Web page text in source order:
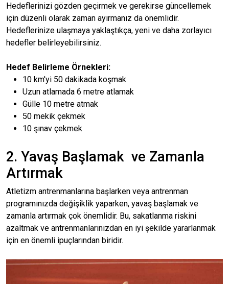
Hedeflerinizi gözden geçirmek ve gerekirse güncellemek
için düzenli olarak zaman ayırmanız da önemlidir.
Hedeflerinize ulaşmaya yaklaştıkça, yeni ve daha zorlayıcı
hedefler belirleyebilirsiniz.
Hedef Belirleme Örnekleri:
10 km'yi 50 dakikada koşmak
Uzun atlamada 6 metre atlamak
Gülle 10 metre atmak
50 mekik çekmek
10 şınav çekmek
2. Yavaş Başlamak ve Zamanla
Artırmak
Atletizm antrenmanlarına başlarken veya antrenman
programınızda değişiklik yaparken, yavaş başlamak ve
zamanla artırmak çok önemlidir. Bu, sakatlanma riskini
azaltmak ve antrenmanlarınızdan en iyi şekilde yararlanmak
için en önemli ipuçlarından biridir.